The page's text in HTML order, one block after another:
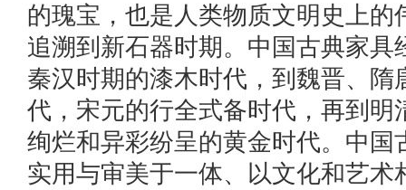
的瑰宝，也是人类物质文明史上的
追溯到新石器时期。中国古典家具
秦汉时期的漆木时代，到魏晋、隋
代，宋元的行全式备时代，再到明
绚烂和异彩纷呈的黄金时代。中国
实用与审美于一体、以文化和艺术